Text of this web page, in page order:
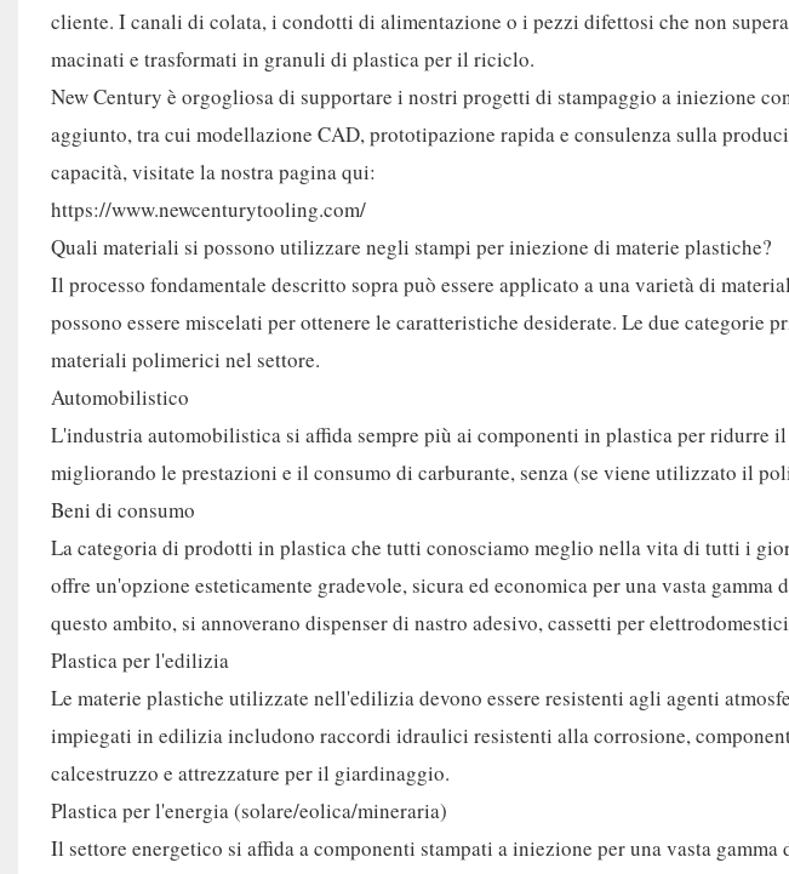
cliente. I canali di colata, i condotti di alimentazione o i pezzi difettosi che non
macinati e trasformati in granuli di plastica per il riciclo.
New Century è orgogliosa di supportare i nostri progetti di stampaggio a iniezione
aggiunto, tra cui modellazione CAD, prototipazione rapida e consulenza sulla
capacità, visitate la nostra pagina qui:
https://www.newcenturytooling.com/
Quali materiali si possono utilizzare negli stampi per iniezione di materie plastiche?
Il processo fondamentale descritto sopra può essere applicato a una varietà di
possono essere miscelati per ottenere le caratteristiche desiderate. Le due categorie
materiali polimerici nel settore.
Automobilistico
L'industria automobilistica si affida sempre più ai componenti in plastica per ridurre
migliorando le prestazioni e il consumo di carburante, senza (se viene utilizzato il
Beni di consumo
La categoria di prodotti in plastica che tutti conosciamo meglio nella vita di tutti i
offre un'opzione esteticamente gradevole, sicura ed economica per una vasta
questo ambito, si annoverano dispenser di nastro adesivo, cassetti per
Plastica per l'edilizia
Le materie plastiche utilizzate nell'edilizia devono essere resistenti agli agenti
impiegati in edilizia includono raccordi idraulici resistenti alla corrosione,
calcestruzzo e attrezzature per il giardinaggio.
Plastica per l'energia (solare/eolica/mineraria)
Il settore energetico si affida a componenti stampati a iniezione per una vasta